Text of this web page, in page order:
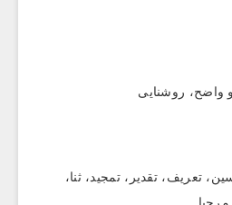
واضح، روشنایی
تعریف، تقدیر، تمجید، ثنا،